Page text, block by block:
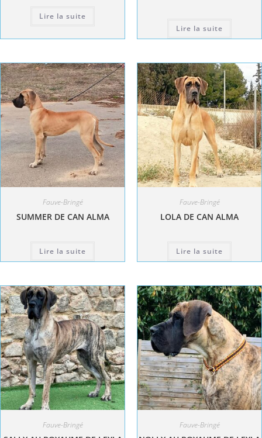
Lire la suite
Lire la suite
Fauve-Bringé
SUMMER DE CAN ALMA
Lire la suite
Fauve-Bringé
LOLA DE CAN ALMA
Lire la suite
Fauve-Bringé Fauve-Bringé